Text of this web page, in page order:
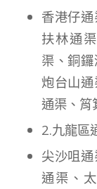
香港仔
扶林通
渠、銅
炮台山
通渠、筲
2.九龍區
尖沙咀
通渠、